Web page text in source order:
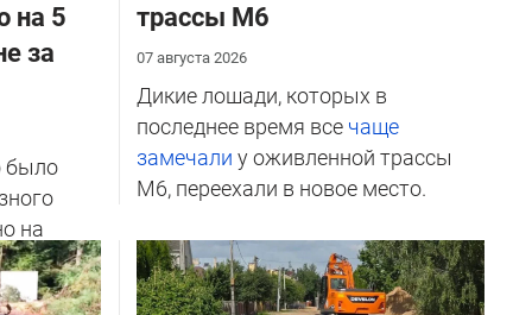
на 5
за
было
на
трассы М6
07 августа 2026
Дикие лошади, которых в
последнее время все чаще
замечали у оживленной трассы
М6, переехали в новое место.